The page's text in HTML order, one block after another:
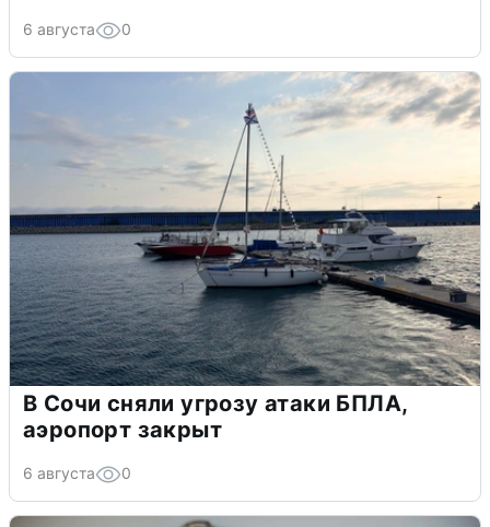
6 августа 0
В Сочи сняли угрозу атаки БПЛА,
аэропорт закрыт
6 августа 0